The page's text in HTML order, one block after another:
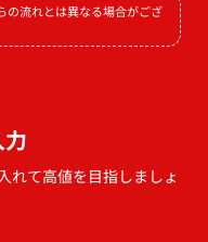
流れとは異なる場合がござ
れて高値を目指しましょ